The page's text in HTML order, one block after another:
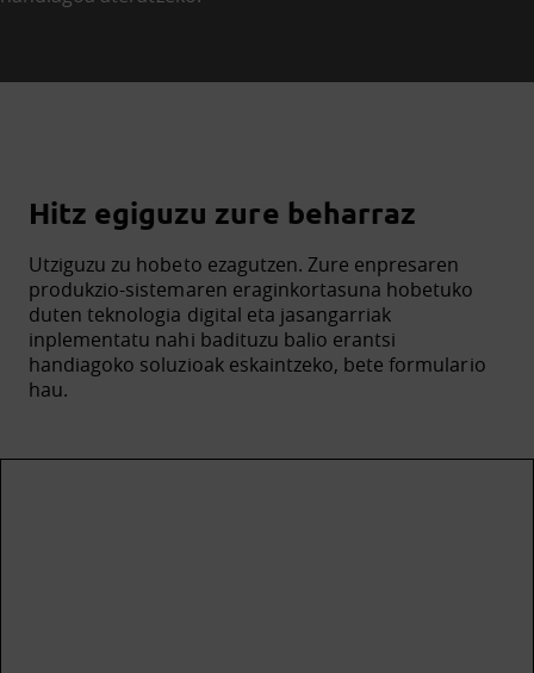
Hitz egiguzu zure beharraz
Utziguzu zu hobeto ezagutzen. Zure enpresaren
produkzio-sistemaren eraginkortasuna hobetuko
duten teknologia digital eta jasangarriak
inplementatu nahi badituzu balio erantsi
handiagoko soluzioak eskaintzeko, bete formulario
hau.